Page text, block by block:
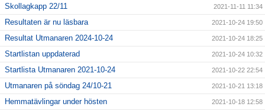
Skollagkapp 22/11 2021-11-11 11:34
Resultaten är nu läsbara 2021-10-24 19:50
Resultat Utmanaren 2024-10-24 2021-10-24 18:25
Startlistan uppdaterad 2021-10-24 10:32
Startlista Utmanaren 2021-10-24 2021-10-22 22:54
Utmanaren på söndag 24/10-21 2021-10-21 13:18
Hemmatävlingar under hösten 2021-10-18 12:58